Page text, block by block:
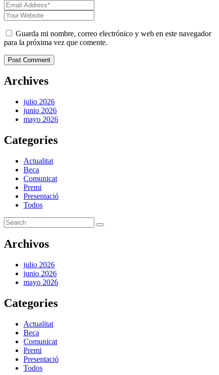
Guarda mi nombre, correo electrónico y web en este navegador
para la próxima vez que comente.
Post Comment
Archives
julio 2026
junio 2026
mayo 2026
Categories
Actualitat
Beca
Comunicat
Premi
Presentació
Todos
Archivos
julio 2026
junio 2026
mayo 2026
Categories
Actualitat
Beca
Comunicat
Premi
Presentació
Todos